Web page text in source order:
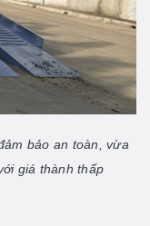
bảo an toàn, vừa
giá thành thấp